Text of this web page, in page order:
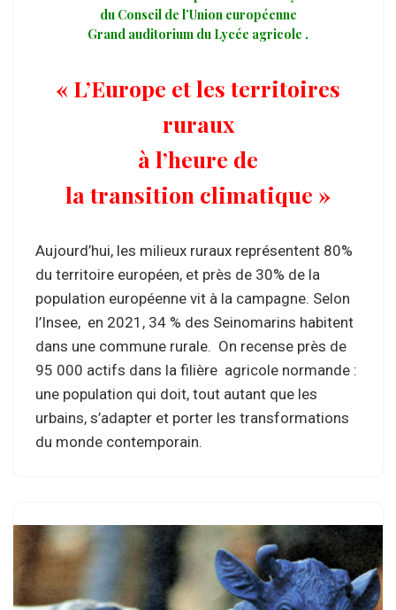
du Conseil de l’Union européenne
Grand auditorium du Lycée agricole .
« L’Europe et les territoires
ruraux
à l’heure de
la transition climatique »
Aujourd’hui, les milieux ruraux représentent 80%
du territoire européen, et près de 30% de la
population européenne vit à la campagne. Selon
l’Insee, en 2021, 34 % des Seinomarins habitent
dans une commune rurale. On recense près de
95 000 actifs dans la filière agricole normande :
une population qui doit, tout autant que les
urbains, s’adapter et porter les transformations
du monde contemporain.